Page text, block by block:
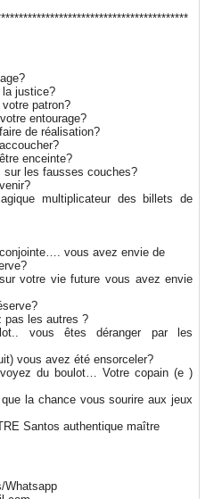
justice?
patron?
entourage?
de réalisation?
enceinte?
les fausses couches?
multiplicateur des billets de
vous avez envie de
votre vie future vous avez envie
pas les autres ?
vous êtes déranger par les
vous avez été ensorceler?
du boulot… Votre copain (e )
la chance vous sourire aux jeux
Santos authentique maître
Whatsapp